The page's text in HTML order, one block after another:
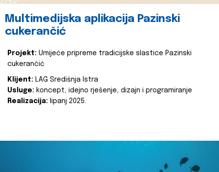
Multimedijska aplikacija Pazinski
cukerančić
Projekt: Umijeće pripreme tradicijske slastice Pazinski
cukerančić
Klijent: LAG Središnja Istra
Usluge: koncept, idejno rješenje, dizajn i programiranje
Realizacija: lipanj 2025.